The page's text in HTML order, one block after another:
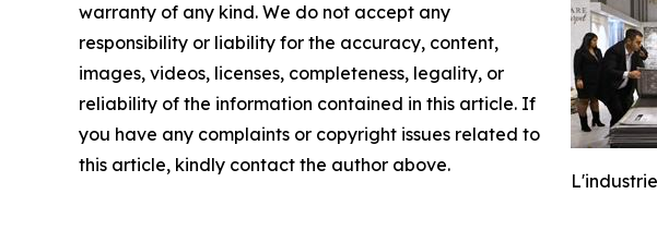
warranty of any kind. We do not accept any
responsibility or liability for the accuracy, content,
images, videos, licenses, completeness, legality, or
reliability of the information contained in this article. If
you have any complaints or copyright issues related to
this article, kindly contact the author above.